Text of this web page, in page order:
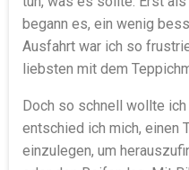
begann es, ein wenig
Ausfahrt war ich so
liebsten mit dem
Doch so schnell wollte
entschied ich mich, einen
einzulegen, um